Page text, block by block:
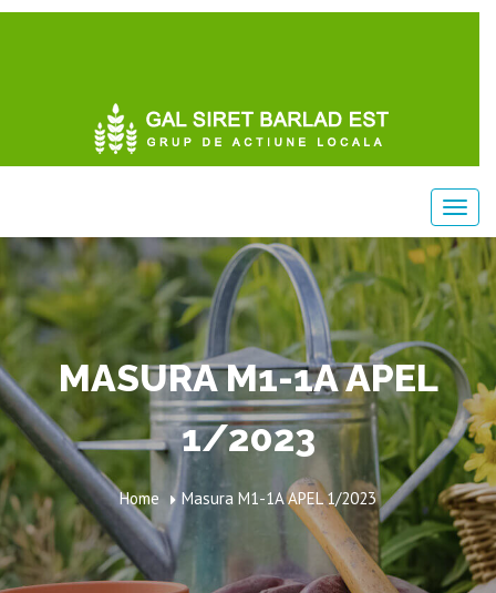
MASURA M1-1A APEL
1/2023
Home Masura M1-1A APEL 1/2023